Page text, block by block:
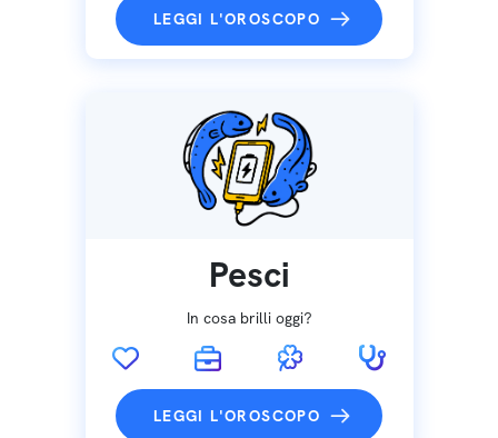
LEGGI L'OROSCOPO
Pesci
In cosa brilli oggi?
LEGGI L'OROSCOPO